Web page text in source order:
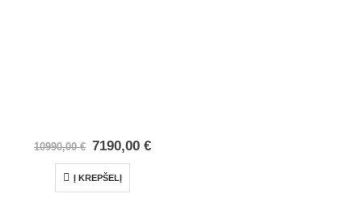
10990,00€ 7190,00 €
Į KREPŠELĮ